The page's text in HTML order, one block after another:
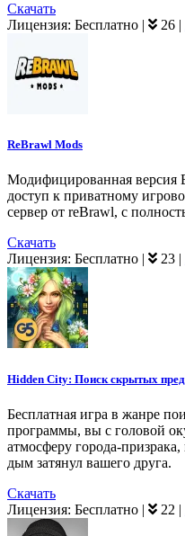
Скачать
Лицензия: Бесплатно | 26 |
ReBrawl Mods
Модифицированная версия
доступ к приватному
сервер от reBrawl, с
Скачать
Лицензия: Бесплатно | 23 |
Hidden City: Поиск скрытых
Бесплатная игра в жанре
программы, вы с головой
атмосферу города-
дым затянул вашего друга.
Скачать
Лицензия: Бесплатно | 22 |